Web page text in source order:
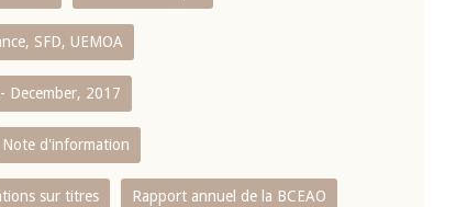
SFD, UEMOA
December, 2017
Note d'information
sur titres Rapport annuel de la BCEAO